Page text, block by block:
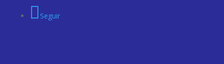
Seguir